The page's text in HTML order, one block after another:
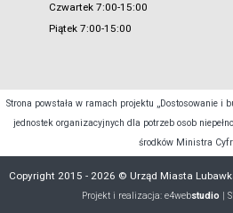
Czwartek 7:00-15:00
Piątek 7:00-15:00
Strona powstała w ramach projektu „Dostosowanie i
jednostek organizacyjnych dla potrzeb osob
środków Ministra
Copyright 2015 - 2026 © Urząd Miasta
Projekt i realizacja: e4webstudio |